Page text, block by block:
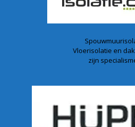
Vloerisolatie en
zijn